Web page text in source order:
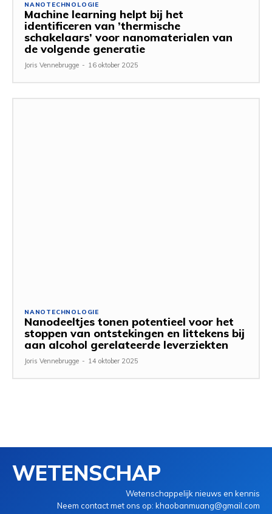
NANOTECHNOLOGIE
Machine learning helpt bij het
identificeren van ’thermische
schakelaars’ voor nanomaterialen van
de volgende generatie
Joris Vennebrugge - 16 oktober 2025
NANOTECHNOLOGIE
Nanodeeltjes tonen potentieel voor het
stoppen van ontstekingen en littekens bij
aan alcohol gerelateerde leverziekten
Joris Vennebrugge - 14 oktober 2025
WETENSCHAP
Wetenschappelijk nieuws en kennis
Neem contact met ons op: khaobanmuang@gmail.com